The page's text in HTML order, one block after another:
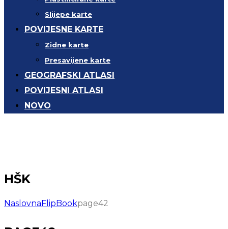
Slijepe karte
POVIJESNE KARTE
Zidne karte
Presavijene karte
GEOGRAFSKI ATLASI
POVIJESNI ATLASI
NOVO
HŠK
Naslovna FlipBookpage42